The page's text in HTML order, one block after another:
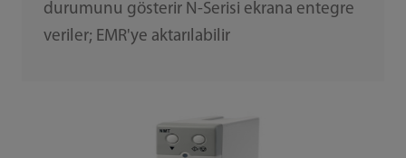
durumunu gösterir N-Serisi ekrana entegre
veriler; EMR'ye aktarılabilir